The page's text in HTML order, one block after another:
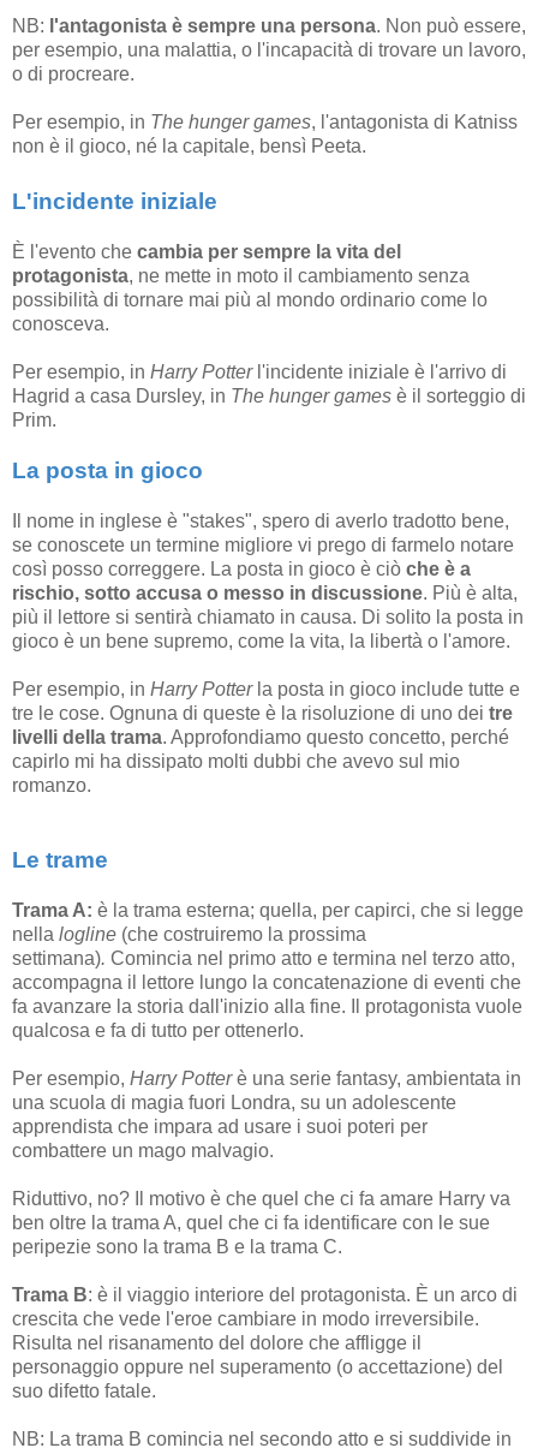
NB: l'antagonista è sempre una persona. Non può essere,
per esempio, una malattia, o l'incapacità di trovare un lavoro,
o di procreare.
Per esempio, in The hunger games, l'antagonista di Katniss
non è il gioco, né la capitale, bensì Peeta.
L'incidente iniziale
È l'evento che cambia per sempre la vita del
protagonista, ne mette in moto il cambiamento senza
possibilità di tornare mai più al mondo ordinario come lo
conosceva.
Per esempio, in Harry Potter l'incidente iniziale è l'arrivo di
Hagrid a casa Dursley, in The hunger games è il sorteggio di
Prim.
La posta in gioco
Il nome in inglese è "stakes", spero di averlo tradotto bene,
se conoscete un termine migliore vi prego di farmelo notare
così posso correggere. La posta in gioco è ciò che è a
rischio, sotto accusa o messo in discussione. Più è alta,
più il lettore si sentirà chiamato in causa. Di solito la posta in
gioco è un bene supremo, come la vita, la libertà o l'amore.
Per esempio, in Harry Potterla posta in gioco include tutte e
tre le cose. Ognuna di queste è la risoluzione di uno dei tre
livelli della trama. Approfondiamo questo concetto, perché
capirlo mi ha dissipato molti dubbi che avevo sul mio
romanzo.
Le trame
Trama A: è la trama esterna; quella, per capirci, che si legge
nella logline (che costruiremo la prossima
settimana). Comincia nel primo atto e termina nel terzo atto,
accompagna il lettore lungo la concatenazione di eventi che
fa avanzare la storia dall'inizio alla fine. Il protagonista vuole
qualcosa e fa di tutto per ottenerlo.
Per esempio, Harry Potterè una serie fantasy, ambientata in
una scuola di magia fuori Londra, su un adolescente
apprendista che impara ad usare i suoi poteri per
combattere un mago malvagio.
Riduttivo, no? Il motivo è che quel che ci fa amare Harry va
ben oltre la trama A, quel che ci fa identificare con le sue
peripezie sono la trama B e la trama C.
Trama B: è il viaggio interiore del protagonista. È un arco di
crescita che vede l'eroe cambiare in modo irreversibile.
Risulta nel risanamento del dolore che affligge il
personaggio oppure nel superamento (o accettazione) del
suo difetto fatale.
NB: La trama B comincia nel secondo atto e si suddivide in